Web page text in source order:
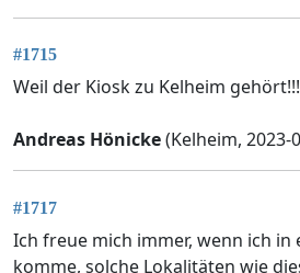
#1715
Weil der Kiosk zu Kelheim gehört!!!
Andreas Hönicke(Kelheim, 2023-
#1717
Ich freue mich immer, wenn ich in
komme, solche Lokalitäten wie